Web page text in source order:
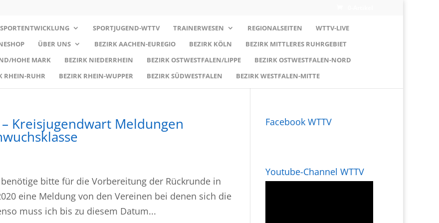
SPORTENTWICKLUNG SPORTJUGEND-WTTV TRAINERWESEN REGIONALSEITEN
WTTV-LIVE
ÜBER UNS BEZIRK AACHEN-EUREGIO BEZIRK KÖLN
BEZIRK MITTLERES RUHRGEBIET
HOHE MARK BEZIRK NIEDERRHEIN BEZIRK OSTWESTFALEN/LIPPE
BEZIRK OSTWESTFALEN-NORD
RHEIN-RUHR BEZIRK RHEIN-WUPPER BEZIRK SÜDWESTFALEN BEZIRK WESTFALEN-MITTE
Kreisjugendwart Meldungen
bitte für die Vorbereitung der Rückrunde in
eine Meldung von den Vereinen bei denen sich die
muss ich bis zu diesem Datum...
Facebook WTTV
Youtube-Channel WTTV